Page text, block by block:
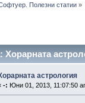
Полезни статии»
Хорарната
астрология
-: Юни 01, 2013, 11:07:50